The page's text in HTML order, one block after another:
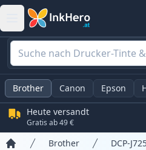
Brother Canon Epson
Heute versandt
Gratis ab 49 €
Brother DCP-